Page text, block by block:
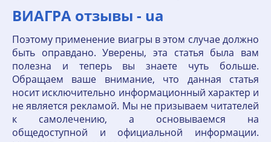
ВИАГРА отзывы - ua
Поэтому применение виагры в этом случае должно
быть оправдано. Уверены, эта статья была вам
полезна и теперь вы знаете чуть больше.
Обращаем ваше внимание, что данная статья
носит исключительно информационный характер и
не является рекламой. Мы не призываем читателей
к самолечению, а основываемся на
общедоступной и официальной информации.